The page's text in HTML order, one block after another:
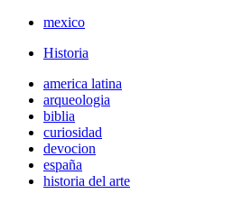
mexico
Historia
america latina
arqueologia
biblia
curiosidad
devocion
españa
historia del arte